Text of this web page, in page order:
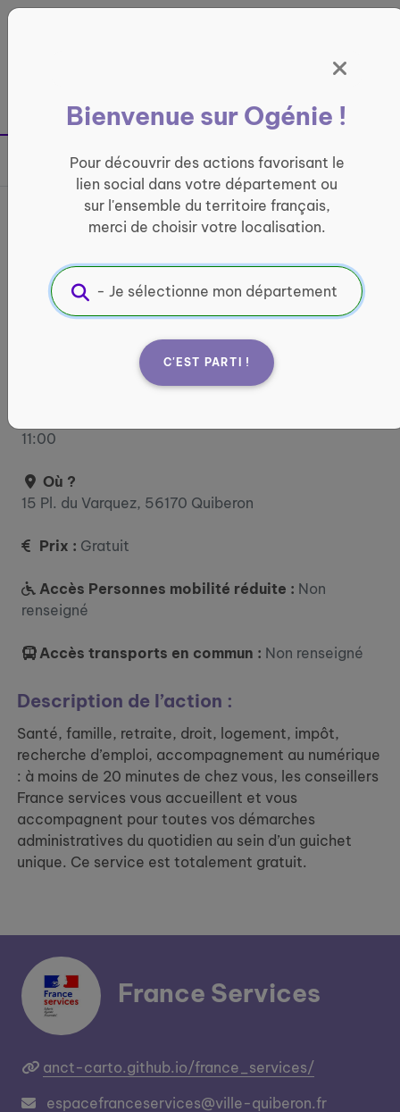
France entière
Bienvenue sur Ogénie !
Pour découvrir des actions favorisant le
lien social dans votre département ou
sur l'ensemble du territoire français,
merci de choisir votre localisation.
C'EST PARTI !
Partager sur
France services de Quiberon
INFORMATIQUE ET ACCÈS AUX DROITS
Informations pratiques :
lundi : 10:00 - 12:30 / 13:30 - 17:00 mardi : 15:00 -
11:00
Où ?
15 Pl. du Varquez, 56170 Quiberon
Prix : Gratuit
Accès Personnes mobilité réduite : Non
renseigné
Accès transports en commun : Non renseigné
Description de l’action :
Santé, famille, retraite, droit, logement, impôt,
recherche d’emploi, accompagnement au numérique
: à moins de 20 minutes de chez vous, les conseillers
France services vous accueillent et vous
accompagnent pour toutes vos démarches
administratives du quotidien au sein d’un guichet
unique. Ce service est totalement gratuit.
France Services
anct-carto.github.io/france_services/
espacefranceservices@ville-quiberon.fr
Panneau de gestion des cookies